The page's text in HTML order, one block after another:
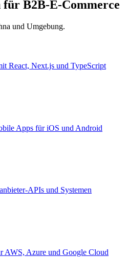
für B2B-E-Commerce
und Umgebung.
React, Next.js und TypeScript
Apps für iOS und Android
APIs und Systemen
AWS, Azure und Google Cloud